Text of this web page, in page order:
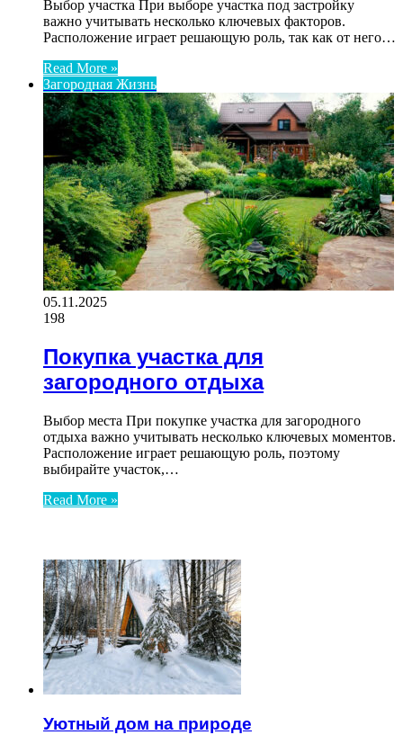
Выбор участка При выборе участка под застройку
важно учитывать несколько ключевых факторов.
Расположение играет решающую роль, так как от него…
Read More »
Загородная Жизнь
05.11.2025
198
Покупка участка для
загородного отдыха
Выбор места При покупке участка для загородного
отдыха важно учитывать несколько ключевых моментов.
Расположение играет решающую роль, поэтому
выбирайте участок,…
Read More »
Уютный дом на природе